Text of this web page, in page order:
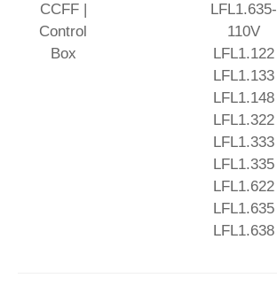
CCFF |
Control
Box
LFL1.635-
110V
LFL1.122
LFL1.133
LFL1.148
LFL1.322
LFL1.333
LFL1.335
LFL1.622
LFL1.635
LFL1.638